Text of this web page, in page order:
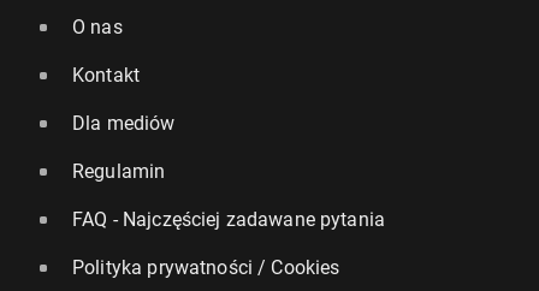
O nas
Kontakt
Dla mediów
Regulamin
FAQ - Najczęściej zadawane pytania
Polityka prywatności / Cookies